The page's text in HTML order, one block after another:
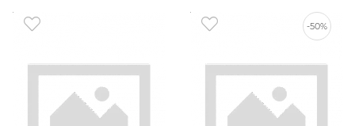
-50%